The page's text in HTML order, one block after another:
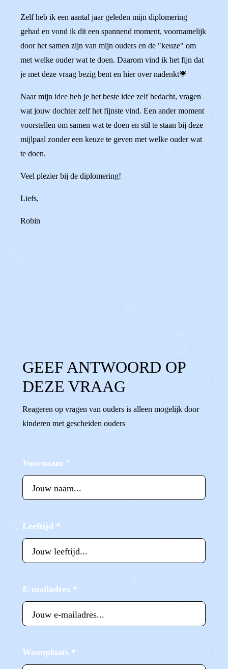
Zelf heb ik een aantal jaar geleden mijn diplomering
gehad en vond ik dit een spannend moment, voornamelijk
door het samen zijn van mijn ouders en de "keuze" om
met welke ouder wat te doen. Daarom vind ik het fijn dat
je met deze vraag bezig bent en hier over nadenkt💗
Naar mijn idee heb je het beste idee zelf bedacht, vragen
wat jouw dochter zelf het fijnste vind. Een ander moment
voorstellen om samen wat te doen en stil te staan bij deze
mijlpaal zonder een keuze te geven met welke ouder wat
te doen.
Veel plezier bij de diplomering!
Liefs,
Robin
GEEF ANTWOORD OP
DEZE VRAAG
Reageren op vragen van ouders is alleen mogelijk door
kinderen met gescheiden ouders
Voornaam *
Leeftijd *
E-mailadres *
Woonplaats *